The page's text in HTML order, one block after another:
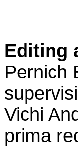
Editing
Pernich
Vichi
prima